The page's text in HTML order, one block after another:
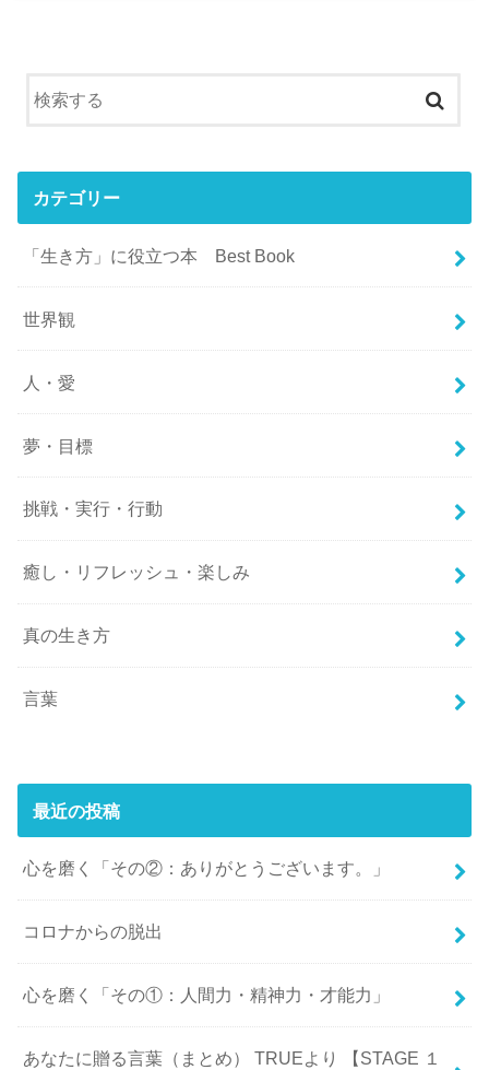
カテゴリー
「生き方」に役立つ本 Best Book
世界観
人・愛
夢・目標
挑戦・実行・行動
癒し・リフレッシュ・楽しみ
真の生き方
言葉
最近の投稿
心を磨く「その②：ありがとうございます。」
コロナからの脱出
心を磨く「その①：人間力・精神力・才能力」
あなたに贈る言葉（まとめ） TRUEより 【STAGE １